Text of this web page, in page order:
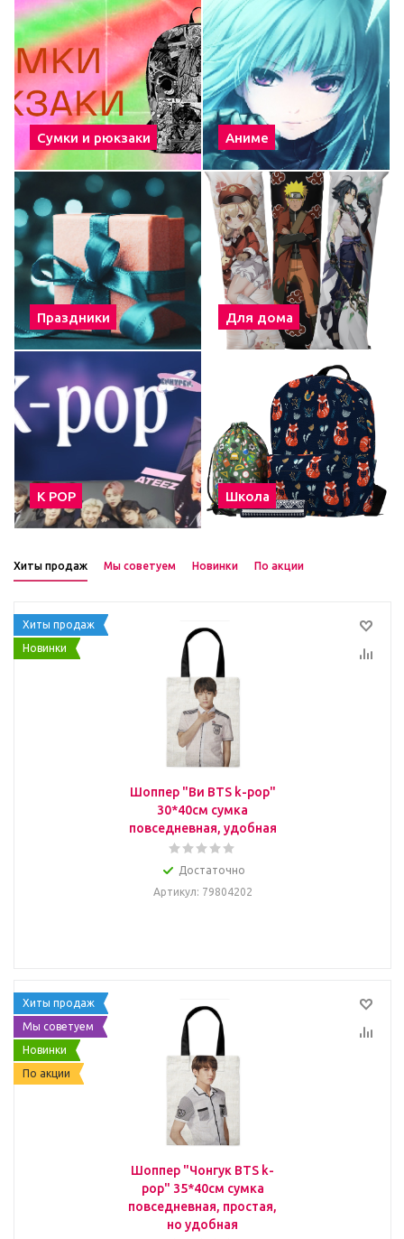
Сумки и рюкзаки Аниме
Праздники Для дома
К POP Школа
Хиты продаж Мы советуем Новинки По акции
Хиты продаж
Новинки
Шоппер "Ви BTS k-pop"
30*40см сумка
повседневная, удобная
Достаточно
Артикул: 79804202
Хиты продаж
Мы советуем
Новинки
По акции
Шоппер "Чонгук BTS k-
pop" 35*40см сумка
повседневная, простая,
но удобная